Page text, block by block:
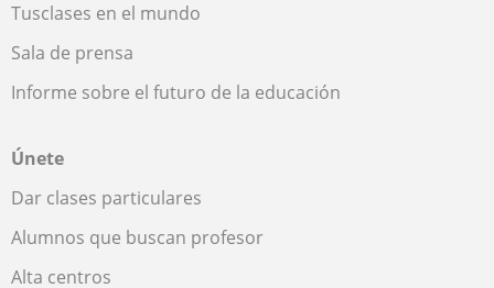
Tusclases en el mundo
Sala de prensa
Informe sobre el futuro de la educación
Únete
Dar clases particulares
Alumnos que buscan profesor
Alta centros